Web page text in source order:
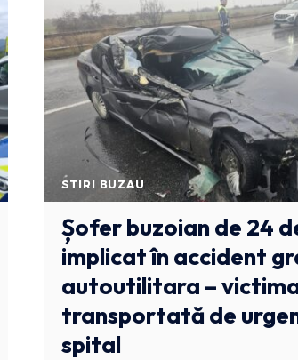
STIRI BUZAU
Șofer buzoian de 24
implicat în accident
autoutilitara –
transportată de
spital